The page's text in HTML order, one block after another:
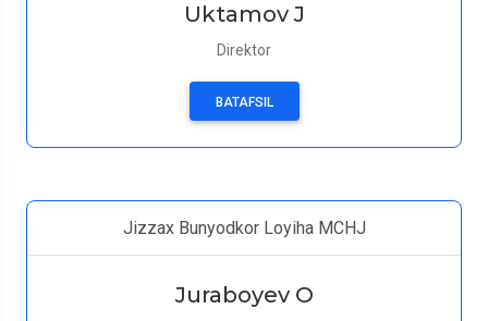
Uktamov J
Direktor
BATAFSIL
Jizzax Bunyodkor Loyiha MCHJ
Juraboyev O